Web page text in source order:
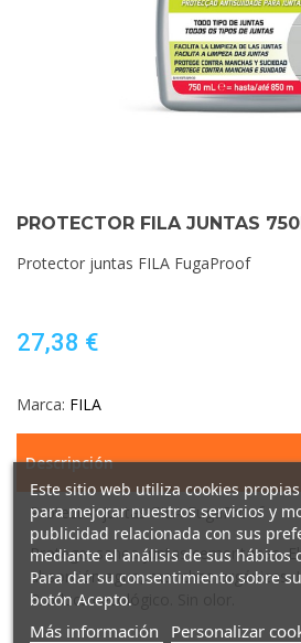
PROTECTOR FILA JUNTAS
Protector juntas FILA FugaProof
27,38 €
Marca: FILA
Descripción
Protector juntas FILA FugaProof
Protege, sanea juntas cementosas.
absorción agua, manchas orgánicas.
Producto ecológico. Sin olor.
Este sitio web utiliza cookies
para mejorar nuestros servicios y
publicidad relacionada con sus
mediante el análisis de sus hábitos
Para dar su consentimiento sobre
botón Acepto.
Más información
sobre
Personalizar